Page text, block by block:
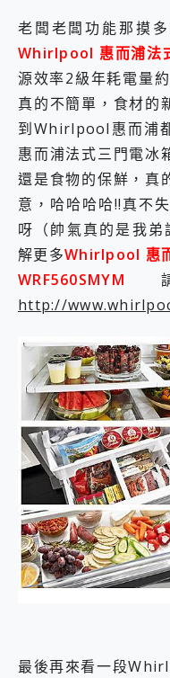
老闆老闆功能那摸
Whirlpool 惠而浦法
源效率2級年耗電量
真的不簡單，食材的
到Whirlpool惠而浦
惠而浦法式三門電冰
還是食物的保鮮，真
意，哈哈哈哈!!真不
呀（帥氣真的是我
解更多Whirlpool 惠
WRF560SMYM
http://
最後再來看一段